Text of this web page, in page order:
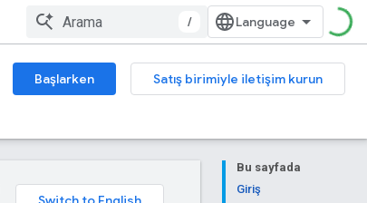
/
Başlarken
Satış birimiyle iletişim kurun
Bu sayfada
Giriş